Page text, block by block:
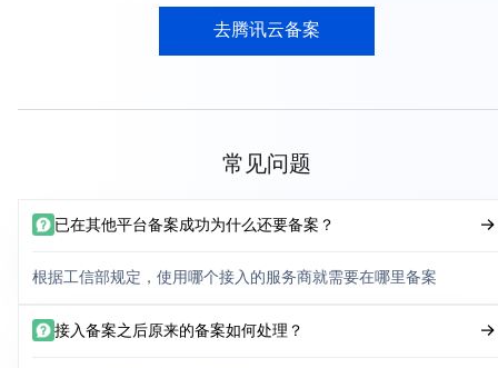
去腾讯云备案
常见问题
已在其他平台备案成功为什么还要备案？
根据工信部规定，使用哪个接入的服务商就需要在哪里备案
接入备案之后原来的备案如何处理？